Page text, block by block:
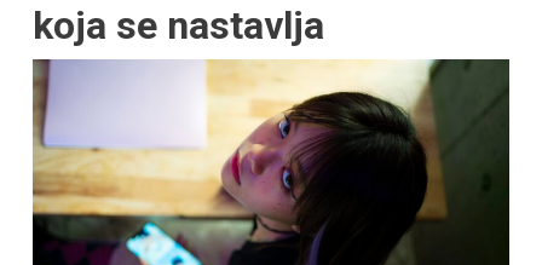
koja se nastavlja